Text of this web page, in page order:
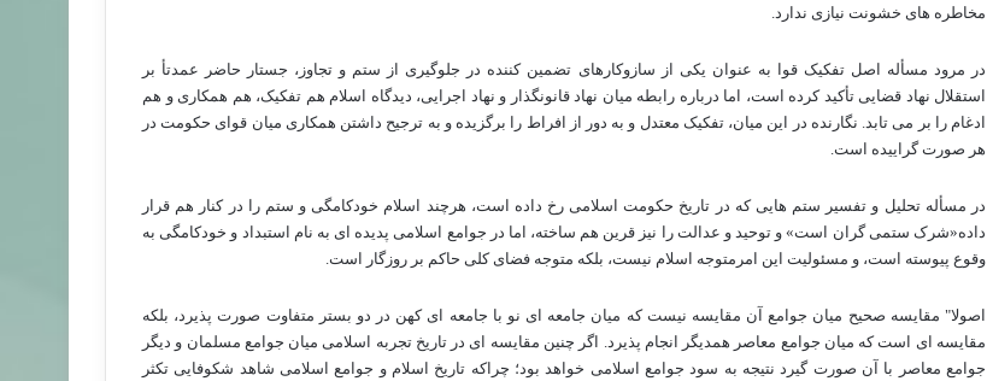
مخاطره های خشونت نیازی ندارد.
در مرود مسأله اصل تفکیک قوا به عنوان یکی از سازوکارهای تضمین کننده در جلوگیری از ستم و تجاوز، جستار حاضر عمدتأ بر
استقلال نهاد قضایی تأکید کرده است، اما درباره رابطه میان نهاد قانونگذار و نهاد اجرایی، دیدگاه اسلام هم تفکیک، هم همکاری و هم
ادغام را بر می تابد. نگارنده در این میان، تفکیک معتدل و به دور از افراط را برگزیده و به ترجیح داشتن همکاری میان قوای حکومت در
هر صورت گراییده است.
در مسأله تحلیل و تفسیر ستم هایی که در تاریخ حکومت اسلامی رخ داده است، هرچند اسلام خودکامگی و ستم را در کنار هم قرار
داده«شرک ستمی گران است» و توحید و عدالت را نیز قرین هم ساخته، اما در جوامع اسلامی پدیده ای به نام استبداد و خودکامگی به
وقوع پیوسته است، و مسئولیت این امرمتوجه اسلام نیست، بلکه متوجه فضای کلی حاکم بر روزگار است.
اصولا" مقایسه صحیح میان جوامع آن مقایسه نیست که میان جامعه ای نو با جامعه ای کهن در دو بستر متفاوت صورت پذیرد، بلکه
مقایسه ای است که میان جوامع معاصر همدیگر انجام پذیرد. اگر چنین مقایسه ای در تاریخ تجربه اسلامی میان جوامع مسلمان و دیگر
جوامع معاصر با آن صورت گیرد نتیجه به سود جوامع اسلامی خواهد بود؛ چراکه تاریخ اسلام و جوامع اسلامی شاهد شکوفایی تکثر